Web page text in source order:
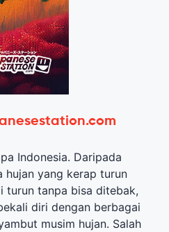
Indonesia. Daripada
hujan yang kerap turun
turun tanpa bisa ditebak,
diri dengan berbagai
musim hujan. Salah